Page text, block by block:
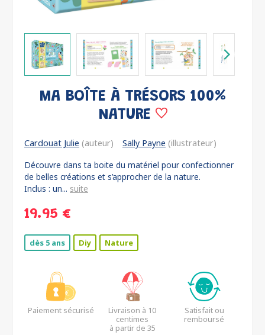
MA BOÎTE À TRÉSORS 100%
NATURE
Cardouat Julie (auteur) Sally Payne (illustrateur)
Découvre dans ta boite du matériel pour confectionner
de belles créations et s’approcher de la nature.
Inclus : un... suite
19.95 €
dès 5 ans Diy Nature
Paiement sécurisé
Livraison à 10
centimes
à partir de 35
Satisfait ou
remboursé